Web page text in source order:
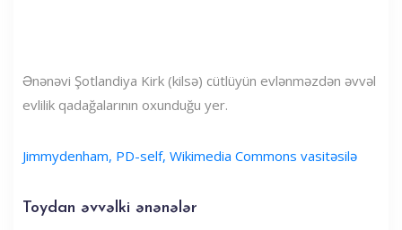
Ənənəvi Şotlandiya Kirk (kilsə) cütlüyün evlənməzdən əvvəl
evlilik qadağalarının oxunduğu yer.
Jimmydenham, PD-self, Wikimedia Commons vasitəsilə
Toydan əvvəlki ənənələr